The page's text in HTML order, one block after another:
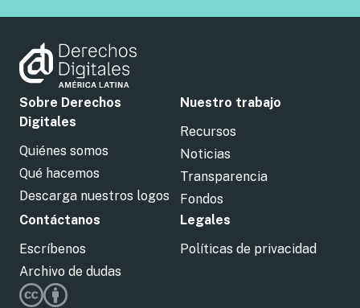
Sobre Derechos
Digitales
Quiénes somos
Qué hacemos
Descarga nuestros logos
Nuestro trabajo
Recursos
Noticias
Transparencia
Fondos
Contáctanos
Escríbenos
Archivo de dudas
Legales
Políticas de privacidad